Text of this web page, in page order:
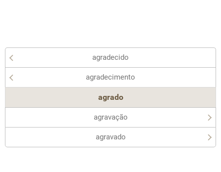
agradecido
agradecimento
agrado
agravação
agravado